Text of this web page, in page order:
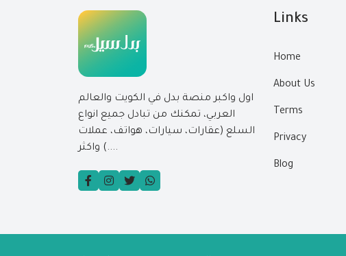
اول واكبر منصة بدل في الكويت والعالم
العربي، تمكنك من تبادل جميع انواع
السلع (عقارات، سيارات، هواتف، عملات
....) واكثر
Links
Home
About Us
Terms
Privacy
Blog